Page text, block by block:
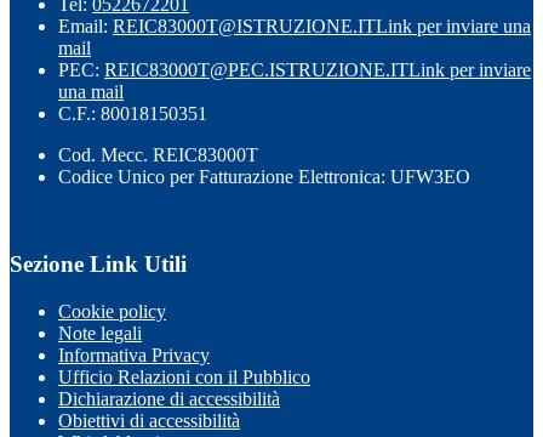
Email: REIC83000T@ISTRUZIONE.ITLink per inviare una
mail
PEC: REIC83000T@PEC.ISTRUZIONE.ITLink per inviare
una mail
C.F.: 80018150351
Cod. Mecc. REIC83000T
Codice Unico per Fatturazione Elettronica: UFW3EO
Sezione Link Utili
Cookie policy
Note legali
Informativa Privacy
Ufficio Relazioni con il Pubblico
Dichiarazione di accessibilità
Obiettivi di accessibilità